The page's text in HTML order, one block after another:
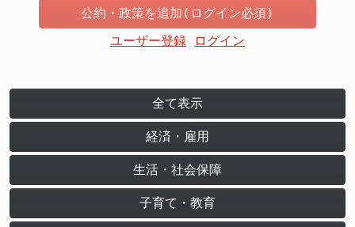
公約・政策を追加(ログイン必須)
ユーザー登録
ログイン
全て表示
経済・雇用
生活・社会保障
子育て・教育